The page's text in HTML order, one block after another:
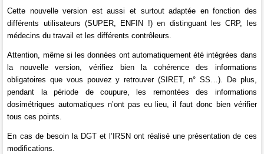
Cette nouvelle version est aussi et surtout adaptée en fonction des
différents utilisateurs (SUPER, ENFIN !) en distinguant les CRP, les
médecins du travail et les différents contrôleurs.
Attention, même si les données ont automatiquement été intégrées dans
la nouvelle version, vérifiez bien la cohérence des informations
obligatoires que vous pouvez y retrouver (SIRET, n° SS…). De plus,
pendant la période de coupure, les remontées des informations
dosimétriques automatiques n’ont pas eu lieu, il faut donc bien vérifier
tous ces points.
En cas de besoin la DGT et l’IRSN ont réalisé une présentation de ces
modifications.